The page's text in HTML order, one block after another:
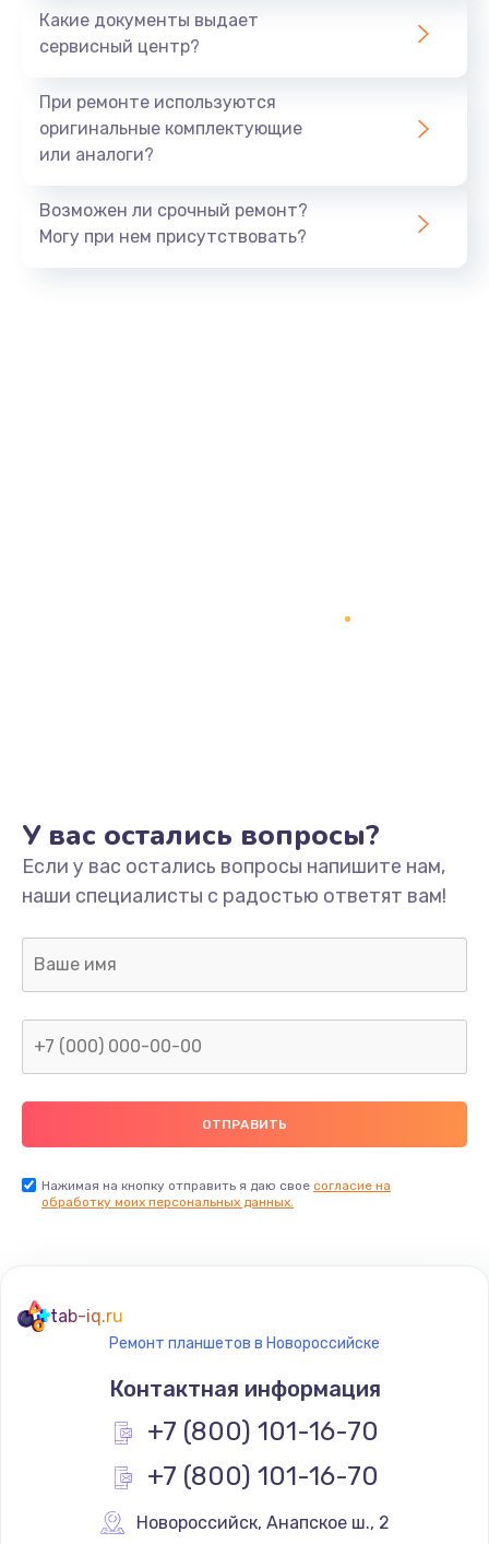
1530 руб.
Замена шлейфа матрицы
Замена процессора
1800 руб.
Замена системы охлаждения
1600 руб.
Замена термопасты
Заказать
Замена южного моста
2300 руб.
Заказать
Замена вебкамеры
1340 руб.
Какие документы выдает
сервисный центр?
При ремонте используются
оригинальные комплектующие
или аналоги?
Возможен ли срочный ремонт?
Могу при нем присутствовать?
У вас остались вопросы?
Если у вас остались вопросы напишите нам,
наши специалисты с радостью ответят вам!
Нажимая на кнопку отправить я даю свое согласие на
обработку моих персональных данных.
tab-iq.ru
Ремонт планшетов в Новороссийске
Контактная информация
+7 (800) 101-16-70
+7 (800) 101-16-70
Новороссийск, Анапское ш., 2